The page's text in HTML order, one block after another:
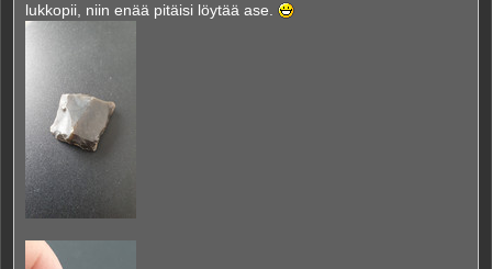
lukkopii, niin enää pitäisi löytää ase.